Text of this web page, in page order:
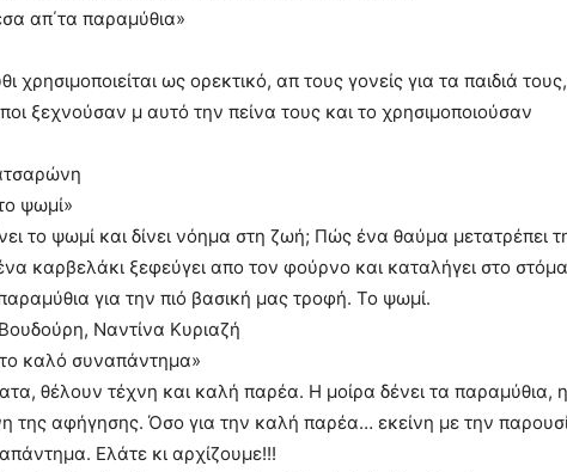
απ΄τα παραμύθια»
χρησιμοποιείται ως ορεκτικό, απ τους γονείς για τα παιδιά τους,
ξεχνούσαν μ αυτό την πείνα τους και το χρησιμοποιούσαν
ψωμί»
το ψωμί και δίνει νόημα στη ζωή; Πώς ένα θαύμα μετατρέπει
καρβελάκι ξεφεύγει απο τον φούρνο και καταλήγει στο
για την πιό βασική μας τροφή. Το ψωμί.
Ναντίνα Κυριαζή
καλό συναπάντημα»
θέλουν τέχνη και καλή παρέα. Η μοίρα δένει τα παραμύθια, η
της αφήγησης. Όσο για την καλή παρέα… εκείνη με την
Ελάτε κι αρχίζουμε!!!